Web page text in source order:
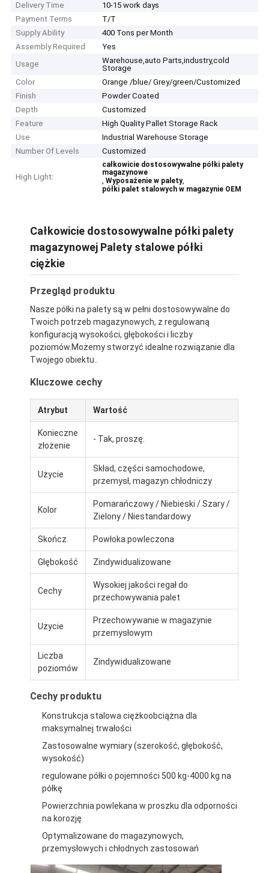
Do domu
Produkty
Delivery Time
10-15 work days
Payment Terms
T/T
Supply Ability
400 Tons per Month
Assembly Required
Yes
Usage
Warehouse,auto Parts,industry,cold
Storage
Color
Orange /blue/ Grey/green/Customized
Finish
Powder Coated
Depth
Customized
Feature
High Quality Pallet Storage Rack
Use
Industrial Warehouse Storage
Number Of Levels
Customized
High Light:
całkowicie dostosowywalne półki palety
magazynowe
,Wyposażenie w palety,
półki palet stalowych w magazynie OEM
Całkowicie dostosowywalne półki palety
magazynowej Palety stalowe półki
ciężkie
Przegląd produktu
Nasze półki na palety są w pełni dostosowywalne do
Twoich potrzeb magazynowych, z regulowaną
konfiguracją wysokości, głębokości i liczby
poziomów.Możemy stworzyć idealne rozwiązanie dla
Twojego obiektu..
Kluczowe cechy
Atrybut Wartość
Konieczne
złożenie
- Tak, proszę.
Użycie
Skład, części samochodowe,
przemysł, magazyn chłodniczy
Kolor
Pomarańczowy / Niebieski / Szary /
Zielony / Niestandardowy
Skończ. Powłoka powleczona
Głębokość Zindywidualizowane
Cechy
Wysokiej jakości regał do
przechowywania palet
Użycie
Przechowywanie w magazynie
przemysłowym
Liczba
poziomów
Zindywidualizowane
Cechy produktu
Konstrukcja stalowa ciężkoobciążna dla
maksymalnej trwałości
Zastosowalne wymiary (szerokość, głębokość,
wysokość)
regulowane półki o pojemności 500 kg-4000 kg na
półkę
Powierzchnia powlekana w proszku dla odporności
na korozję
Optymalizowane do magazynowych,
przemysłowych i chłodnych zastosowań